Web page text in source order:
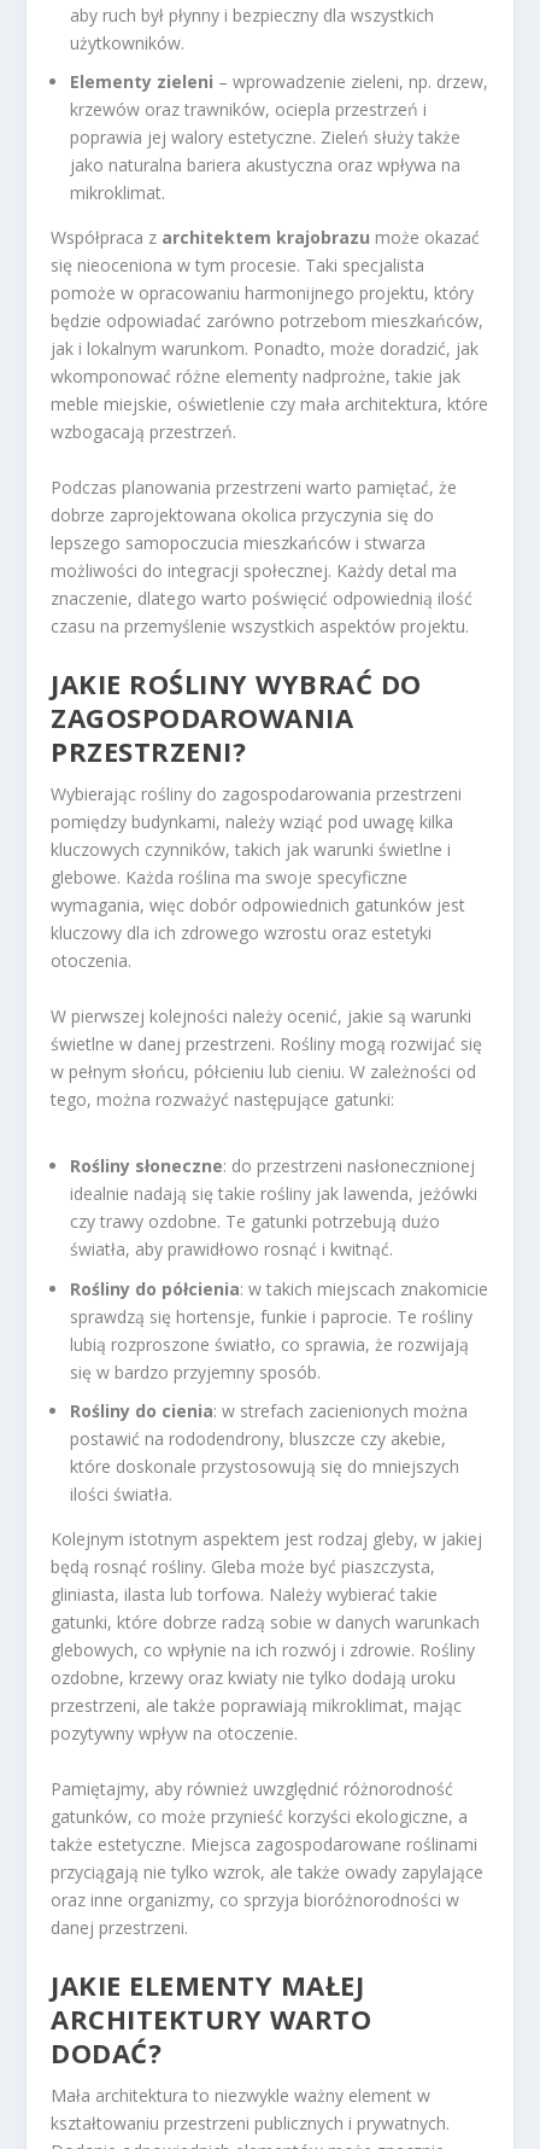
aby ruch był płynny i bezpieczny dla wszystkich
użytkowników.
Elementy zieleni – wprowadzenie zieleni, np. drzew,
krzewów oraz trawników, ociepla przestrzeń i
poprawia jej walory estetyczne. Zieleń służy także
jako naturalna bariera akustyczna oraz wpływa na
mikroklimat.
Współpraca z architektem krajobrazu może okazać
się nieoceniona w tym procesie. Taki specjalista
pomoże w opracowaniu harmonijnego projektu, który
będzie odpowiadać zarówno potrzebom mieszkańców,
jak i lokalnym warunkom. Ponadto, może doradzić, jak
wkomponować różne elementy nadprożne, takie jak
meble miejskie, oświetlenie czy mała architektura, które
wzbogacają przestrzeń.
Podczas planowania przestrzeni warto pamiętać, że
dobrze zaprojektowana okolica przyczynia się do
lepszego samopoczucia mieszkańców i stwarza
możliwości do integracji społecznej. Każdy detal ma
znaczenie, dlatego warto poświęcić odpowiednią ilość
czasu na przemyślenie wszystkich aspektów projektu.
JAKIE ROŚLINY WYBRAĆ DO
ZAGOSPODAROWANIA
PRZESTRZENI?
Wybierając rośliny do zagospodarowania przestrzeni
pomiędzy budynkami, należy wziąć pod uwagę kilka
kluczowych czynników, takich jak warunki świetlne i
glebowe. Każda roślina ma swoje specyficzne
wymagania, więc dobór odpowiednich gatunków jest
kluczowy dla ich zdrowego wzrostu oraz estetyki
otoczenia.
W pierwszej kolejności należy ocenić, jakie są warunki
świetlne w danej przestrzeni. Rośliny mogą rozwijać się
w pełnym słońcu, półcieniu lub cieniu. W zależności od
tego, można rozważyć następujące gatunki:
Rośliny słoneczne: do przestrzeni nasłonecznionej
idealnie nadają się takie rośliny jak lawenda, jeżówki
czy trawy ozdobne. Te gatunki potrzebują dużo
światła, aby prawidłowo rosnąć i kwitnąć.
Rośliny do półcienia: w takich miejscach znakomicie
sprawdzą się hortensje, funkie i paprocie. Te rośliny
lubią rozproszone światło, co sprawia, że rozwijają
się w bardzo przyjemny sposób.
Rośliny do cienia: w strefach zacienionych można
postawić na rododendrony, bluszcze czy akebie,
które doskonale przystosowują się do mniejszych
ilości światła.
Kolejnym istotnym aspektem jest rodzaj gleby, w jakiej
będą rosnąć rośliny. Gleba może być piaszczysta,
gliniasta, ilasta lub torfowa. Należy wybierać takie
gatunki, które dobrze radzą sobie w danych warunkach
glebowych, co wpłynie na ich rozwój i zdrowie. Rośliny
ozdobne, krzewy oraz kwiaty nie tylko dodają uroku
przestrzeni, ale także poprawiają mikroklimat, mając
pozytywny wpływ na otoczenie.
Pamiętajmy, aby również uwzględnić różnorodność
gatunków, co może przynieść korzyści ekologiczne, a
także estetyczne. Miejsca zagospodarowane roślinami
przyciągają nie tylko wzrok, ale także owady zapylające
oraz inne organizmy, co sprzyja bioróżnorodności w
danej przestrzeni.
JAKIE ELEMENTY MAŁEJ
ARCHITEKTURY WARTO
DODAĆ?
Mała architektura to niezwykle ważny element w
kształtowaniu przestrzeni publicznych i prywatnych.